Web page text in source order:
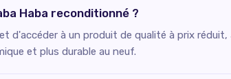
Haba reconditionné ?
d'accéder à un produit de qualité à prix
et plus durable au neuf.